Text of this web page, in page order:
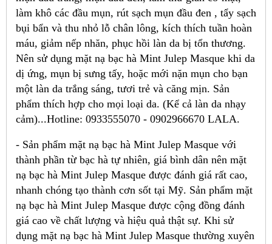
làm khô các đầu mụn, rút sạch mụn đầu đen , tẩy sạch
bụi bẩn và thu nhỏ lỗ chân lông, kích thích tuần hoàn
máu, giảm nếp nhăn, phục hồi làn da bị tổn thương.
Nên sử dụng mặt nạ bạc hà Mint Julep Masque khi da
dị ứng, mụn bị sưng tấy, hoặc mới nặn mụn cho bạn
một làn da trắng sáng, tươi trẻ và căng mịn. Sản
phẩm thích hợp cho mọi loại da. (Kể cả làn da nhạy
cảm)...Hotline: 0933555070 - 0902966670 LALA.
- Sản phẩm mặt nạ bạc hà Mint Julep Masque với
thành phần từ bạc hà tự nhiên, giá bình dân nên mặt
nạ bạc hà Mint Julep Masque được đánh giá rất cao,
nhanh chóng tạo thành cơn sốt tại Mỹ. Sản phẩm mặt
nạ bạc hà Mint Julep Masque được cộng đồng đánh
giá cao về chất lượng và hiệu quả thật sự. Khi sử
dụng mặt nạ bạc hà Mint Julep Masque thường xuyên